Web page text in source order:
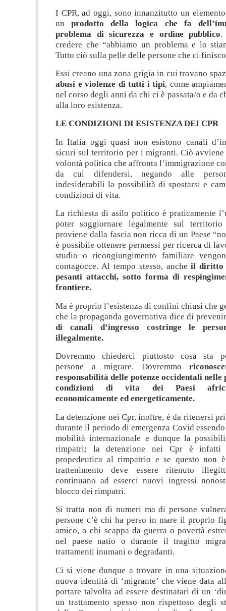
I CPR, ad oggi, sono innanzitutto un
unprodotto della logica che fa
problema di sicurezza e ordine pubblico.
credere che “abbiamo un problema e lo
Tutto ciò sulla pelle delle persone che ci
Essi creano una zona grigia in cui trovano
abusi e violenze di tutti i tipi, come
nel corso degli anni da chi ci è passata/o e da
alla loro esistenza.
LE CONDIZIONI DI ESISTENZA DEI CPR
In Italia oggi quasi non esistono canali
sicuri sul territorio per i migranti. Ciò avviene
volontà politica che affronta l’immigrazione
da cui difendersi, negando alle
indesiderabili la possibilità di spostarsi e
condizioni di vita.
La richiesta di asilo politico è praticamente
poter soggiornare legalmente sul
proviene dalla fascia non ricca di un Paese
è possibile ottenere permessi per ricerca di
studio o ricongiungimento familiare
contagocce. Al tempo stesso, ancheil diritto
pesanti attacchi, sotto forma di
frontiere.
Ma è proprio l’esistenza di confini chiusi che
che la propaganda governativa dice di
di canali d’ingresso costringe le
illegalmente.
Dovremmo chiederci piuttosto cosa sta
persone a migrare. Dovremmo
responsabilità delle potenze occidentali nelle
condizioni di vita dei Paesi
economicamente ed energeticamente.
La detenzione nei Cpr, inoltre, è da ritenersi
durante il periodo di emergenza Covid essendo
mobilità internazionale e dunque la
rimpatri; la detenzione nei Cpr è infatti
propedeutica al rimpatrio e se questo non
trattenimento deve essere ritenuto
continuano ad esserci nuovi ingressi
blocco dei rimpatri.
Si tratta non di numeri ma di persone
persone c’è chi ha perso in mare il proprio
amico, o chi scappa da guerra o povertà
nel paese natio o durante il tragitto
trattamenti inumani o degradanti.
Ci si viene dunque a trovare in una
nuova identità di ‘migrante’ che viene data
portare talvolta ad essere destinatari di un
un trattamento spesso non rispettoso degli